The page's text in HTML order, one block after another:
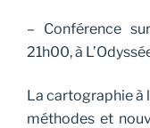
– Conférence
21h00, à
La cartographie à
méthodes et